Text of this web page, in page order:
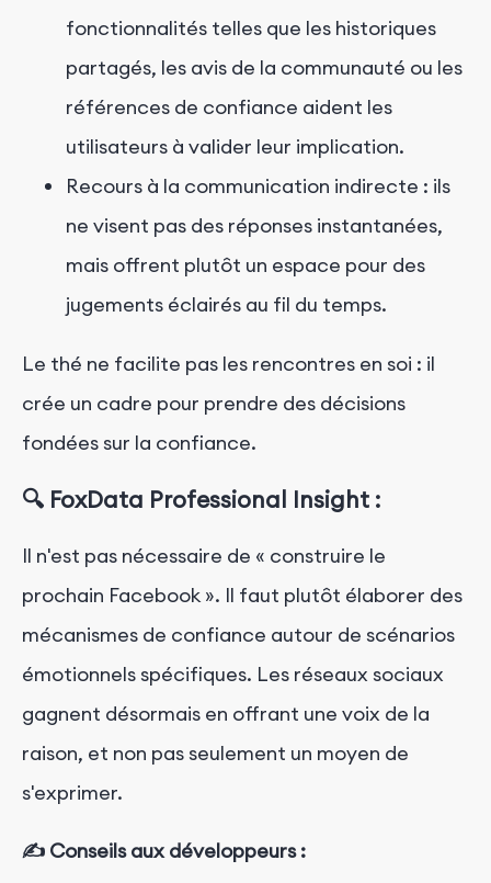
fonctionnalités telles que les historiques
partagés, les avis de la communauté ou les
références de confiance aident les
utilisateurs à valider leur implication.
Recours à la communication indirecte : ils
ne visent pas des réponses instantanées,
mais offrent plutôt un espace pour des
jugements éclairés au fil du temps.
Le thé ne facilite pas les rencontres en soi : il
crée un cadre pour prendre des décisions
fondées sur la confiance.
🔍 FoxData Professional Insight :
Il n'est pas nécessaire de « construire le
prochain Facebook ». Il faut plutôt élaborer des
mécanismes de confiance autour de scénarios
émotionnels spécifiques. Les réseaux sociaux
gagnent désormais en offrant une voix de la
raison, et non pas seulement un moyen de
s'exprimer.
✍️ Conseils aux développeurs :